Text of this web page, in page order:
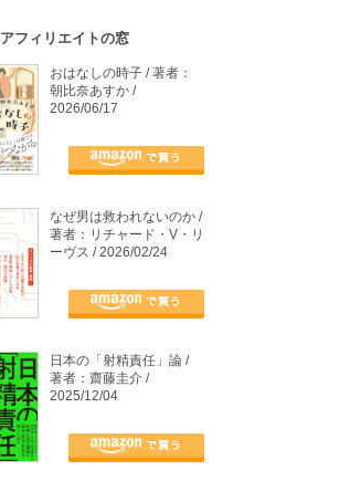
アフィリエイトの窓
おはなしの時子 / 著者：
朝比奈あすか /
2026/06/17
なぜ男は救われないのか /
著者：リチャード・V・リ
ーヴス / 2026/02/24
日本の「射精責任」論 /
著者：齋藤圭介 /
2025/12/04